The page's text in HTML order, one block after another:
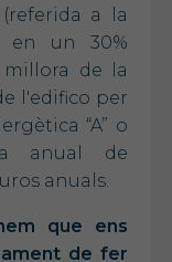
a la
en un 30%
de la
l'edifico per
“A” o
anual de
anuals.
que ens
de fer